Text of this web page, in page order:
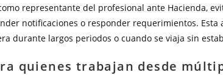
representante del profesional ante Hacienda,
notificaciones o responder requerimientos. Esta
durante largos periodos o cuando se viaja sin
quienes trabajan desde